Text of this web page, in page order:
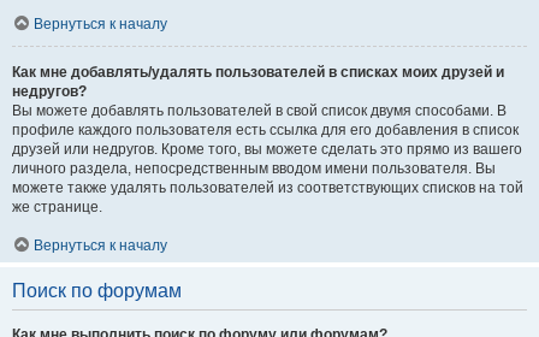
Вернуться к началу
Как мне добавлять/удалять пользователей в списках моих друзей и
недругов?
Вы можете добавлять пользователей в свой список двумя способами. В
профиле каждого пользователя есть ссылка для его добавления в список
друзей или недругов. Кроме того, вы можете сделать это прямо из вашего
личного раздела, непосредственным вводом имени пользователя. Вы
можете также удалять пользователей из соответствующих списков на той
же странице.
Вернуться к началу
Поиск по форумам